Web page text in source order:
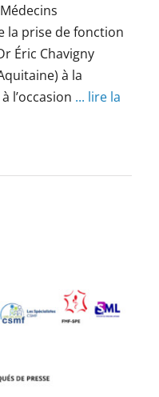
la prise de fonction
Éric Chavigny
à la
l’occasion ... lire la